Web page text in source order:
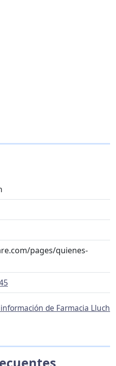
pages/quienes-
de Farmacia Lluch